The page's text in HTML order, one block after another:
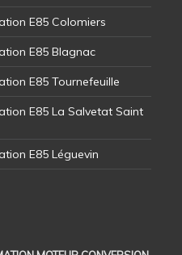
E85 Colomiers
E85 Blagnac
E85 Tournefeuille
E85 La Salvetat Saint
E85 Léguevin